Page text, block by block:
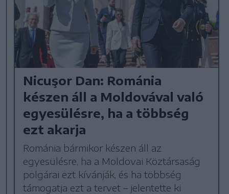
Nicuşor Dan: Románia
készen áll a Moldovával való
egyesülésre, ha a többség
ezt akarja
Románia bármikor készen áll az
egyesülésre, ha a Moldovai Köztársaság
polgárai ezt kívánják, és ha többség
támogatja ezt a tervet – jelentette ki